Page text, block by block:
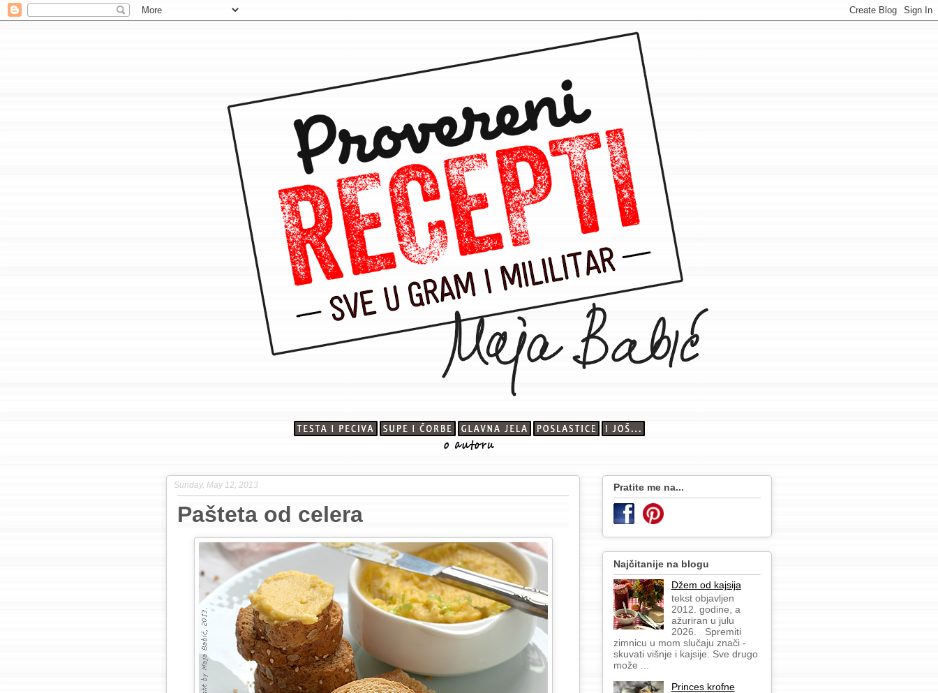
Sunday, May 12, 2013
Pašteta od celera
Pratite me na...
Najčitanije na blogu
Džem od kajsija
tekst objavljen
2012. godine, a
ažuriran u julu
2026. Spremiti
zimnicu u mom slučaju znači -
skuvati višnje i kajsije. Sve drugo
može ...
Princes krofne